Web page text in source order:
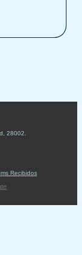
28002
Recibidos